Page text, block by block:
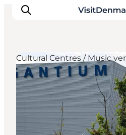
Inspiratie
Bestemmingen
Wat te doen
Accommodaties
Cultural Centres / Music